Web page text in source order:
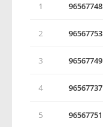
1 96567748
2 96567753
3 96567749
4 96567737
5 96567751